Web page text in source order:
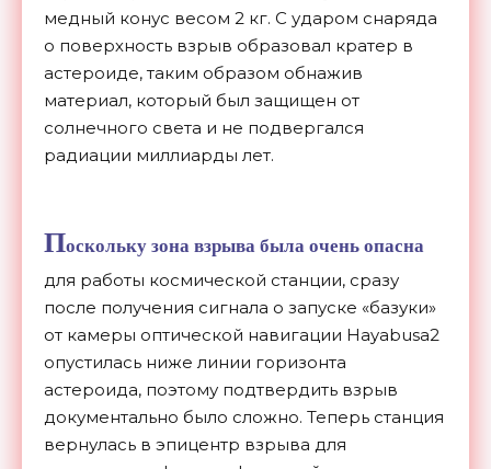
медный конус весом 2 кг. С ударом снаряда
о поверхность взрыв образовал кратер в
астероиде, таким образом обнажив
материал, который был защищен от
солнечного света и не подвергался
радиации миллиарды лет.
Поскольку зона взрыва была очень опасна
для работы космической станции, сразу
после получения сигнала о запуске «базуки»
от камеры оптической навигации Hayabusa2
опустилась ниже линии горизонта
астероида, поэтому подтвердить взрыв
документально было сложно. Теперь станция
вернулась в эпицентр взрыва для